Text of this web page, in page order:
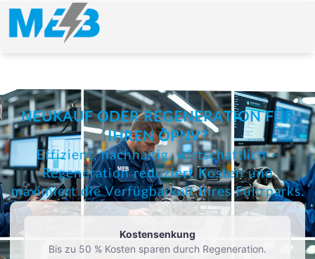
NEUKAUF ODER REGENERATION FÜR
IHREN ÖPNV?
Effizient, nachhaltig, wirtschaftlich –
Regeneration reduziert Kosten und
maximiert die Verfügbarkeit Ihres Fuhrparks.
Kostensenkung
Bis zu 50 % Kosten sparen durch Regeneration.